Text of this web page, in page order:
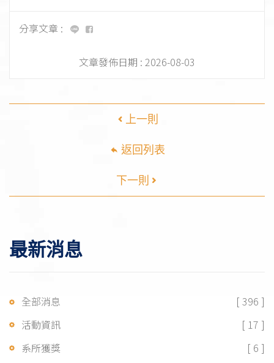
分享文章 :
文章發佈日期 : 2026-08-03
上一則
返回列表
下一則
最新消息
全部消息
[ 396 ]
活動資訊
[ 17 ]
系所獲獎
[ 6 ]